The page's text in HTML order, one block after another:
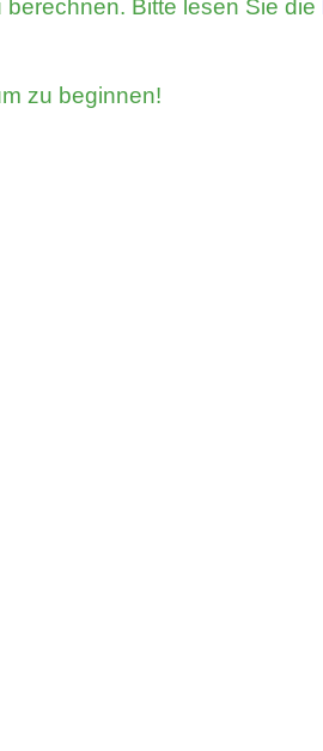
berechnen. Bitte lesen Sie die
zu beginnen!